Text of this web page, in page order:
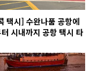
택시] 수완나품 공항에
시내까지 공항 택시 타